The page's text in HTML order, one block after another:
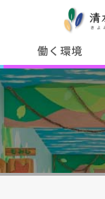
働く環境